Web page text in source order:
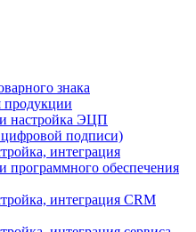
знака
продукции
настройка ЭЦП
подписи)
интеграция
программного обеспечения
интеграция CRM